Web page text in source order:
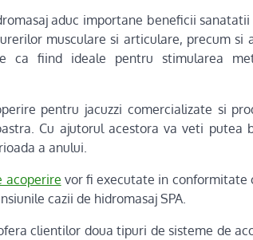
aduc importane beneficii
musculare si articulare, precum si
ca fiind ideale pentru stimularea
pentru jacuzzi comercializate si
Cu ajutorul acestora va veti
a anului.
acoperire vor fi executate in conformitate
cazii de hidromasaj SPA.
clientilor doua tipuri de sisteme de